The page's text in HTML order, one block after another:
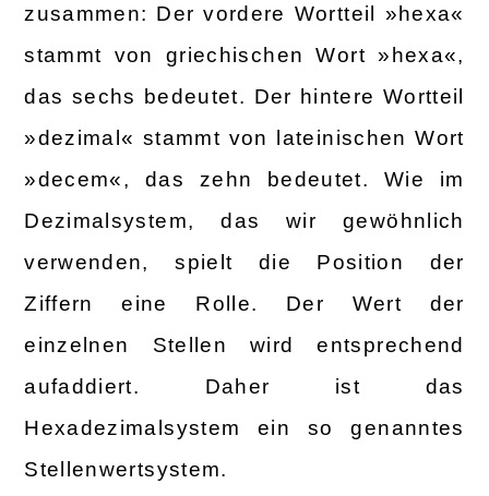
zusammen: Der vordere Wortteil »hexa«
stammt von griechischen Wort »hexa«,
das sechs bedeutet. Der hintere Wortteil
»dezimal« stammt von lateinischen Wort
»decem«, das zehn bedeutet. Wie im
Dezimalsystem, das wir gewöhnlich
verwenden, spielt die Position der
Ziffern eine Rolle. Der Wert der
einzelnen Stellen wird entsprechend
aufaddiert. Daher ist das
Hexadezimalsystem ein so genanntes
Stellenwertsystem.